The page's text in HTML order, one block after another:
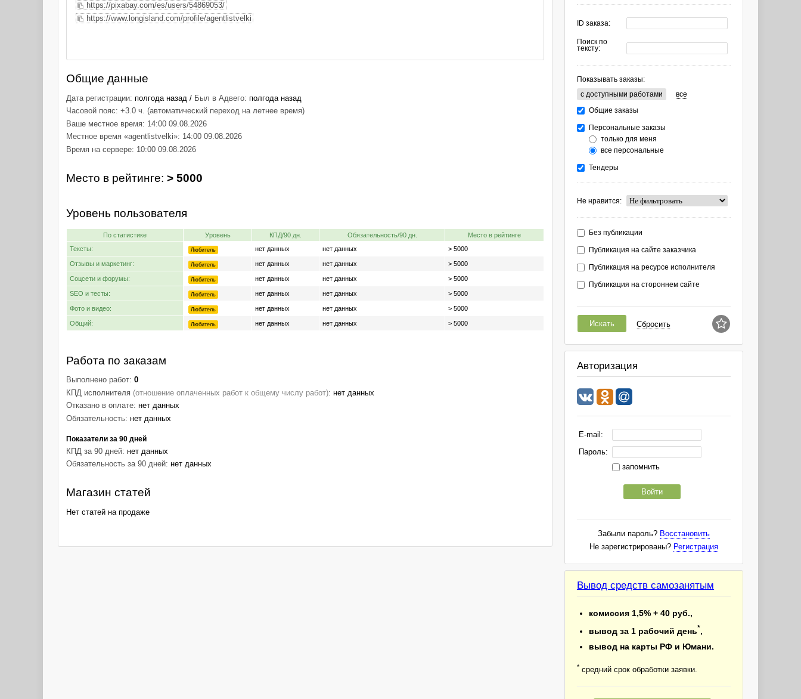
ID заказа:
Поиск по
тексту:
Показывать заказы:
c доступными работами
все
Общие заказы
Персональные заказы
только для меня
все персональные
Тендеры
Не нравится:
Без публикации
Публикация на сайте заказчика
Публикация на ресурсе исполнителя
Публикация на стороннем сайте
Искать Сбросить
Авторизация
E-mail:
Пароль:
запомнить
Войти
Забыли пароль? Восстановить
Не зарегистрированы? Регистрация
Вывод средств самозанятым
комиссия 1,5% + 40 руб.,
вывод за 1 рабочий день*,
вывод на карты РФ и Юмани.
* средний срок обработки заявки.
https://pixabay.com/es/users/54869053/
https://www.longisland.com/profile/agentlistvelki
Общие данные
Дата регистрации: полгода назад / Был в Адвего: полгода назад
Часовой пояс: +3.0 ч. (автоматический переход на летнее время)
Ваше местное время: 14:00 09.08.2026
Местное время «agentlistvelki»: 14:00 09.08.2026
Время на сервере: 10:00 09.08.2026
Место в рейтинге: > 5000
Уровень пользователя
По статистике Уровень КПД/90 дн. Обязательность/90 дн.
Место в рейтинге
Тексты:
Любитель нет данных нет данных > 5000
Отзывы и маркетинг: Любитель нет данных нет данных > 5000
Соцсети и форумы: Любитель нет данных нет данных > 5000
SEO и тесты: Любитель нет данных нет данных > 5000
Фото и видео: Любитель нет данных нет данных > 5000
Общий: Любитель нет данных нет данных > 5000
Работа по заказам
Выполнено работ: 0
КПД исполнителя (отношение оплаченных работ к общему числу работ): нет данных
Отказано в оплате: нет данных
Обязательность: нет данных
Показатели за 90 дней
КПД за 90 дней: нет данных
Обязательность за 90 дней: нет данных
Магазин статей
Нет статей на продаже